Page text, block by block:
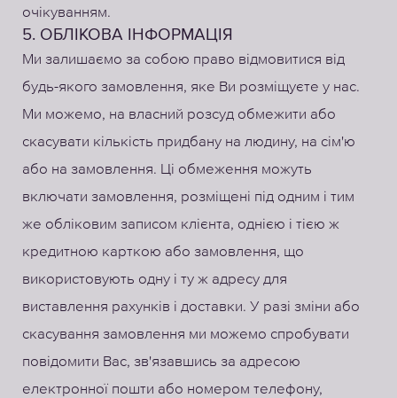
очікуванням.
5. ОБЛІКОВА ІНФОРМАЦІЯ
Ми залишаємо за собою право відмовитися від
будь-якого замовлення, яке Ви розміщуєте у нас.
Ми можемо, на власний розсуд обмежити або
скасувати кількість придбану на людину, на сім'ю
або на замовлення. Ці обмеження можуть
включати замовлення, розміщені під одним і тим
же обліковим записом клієнта, однією і тією ж
кредитною карткою або замовлення, що
використовують одну і ту ж адресу для
виставлення рахунків і доставки. У разі зміни або
скасування замовлення ми можемо спробувати
повідомити Вас, зв'язавшись за адресою
електронної пошти або номером телефону,